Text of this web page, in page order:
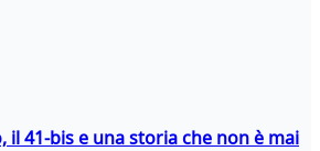
il 41-bis e una storia che non è mai